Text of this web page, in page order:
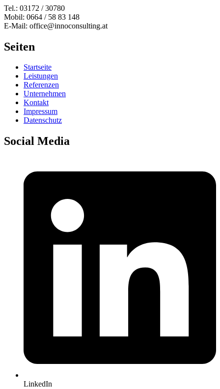
Tel.: 03172 / 30780
Mobil: 0664 / 58 83 148
E-Mail: office@innoconsulting.at
Seiten
Startseite
Leistungen
Referenzen
Unternehmen
Kontakt
Impressum
Datenschutz
Social Media
LinkedIn